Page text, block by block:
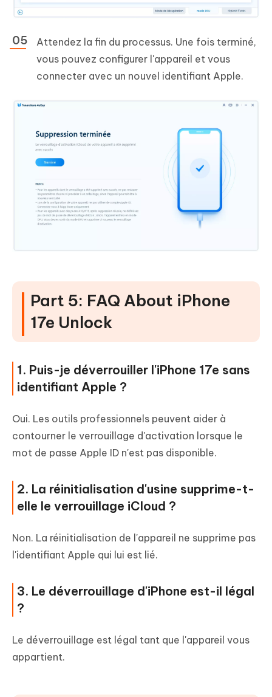
Attendez la fin du processus. Une fois terminé,
vous pouvez configurer l'appareil et vous
connecter avec un nouvel identifiant Apple.
Part 5: FAQ About iPhone
17e Unlock
1. Puis-je déverrouiller l'iPhone 17e sans
identifiant Apple ?
Oui. Les outils professionnels peuvent aider à
contourner le verrouillage d'activation lorsque le
mot de passe Apple ID n'est pas disponible.
2. La réinitialisation d'usine supprime-t-
elle le verrouillage iCloud ?
Non. La réinitialisation de l'appareil ne supprime pas
l'identifiant Apple qui lui est lié.
3. Le déverrouillage d'iPhone est-il légal
?
Le déverrouillage est légal tant que l'appareil vous
appartient.